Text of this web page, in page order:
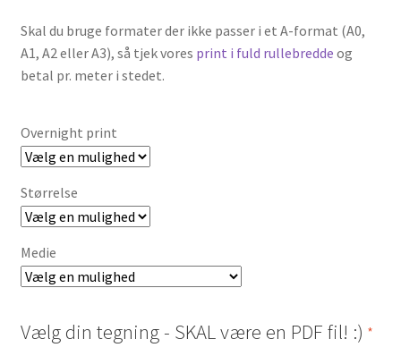
Skal du bruge formater der ikke passer i et A-format (A0,
A1, A2 eller A3), så tjek vores print i fuld rullebredde og
betal pr. meter i stedet.
Overnight print
Størrelse
Medie
Vælg din tegning - SKAL være en PDF fil! :) *